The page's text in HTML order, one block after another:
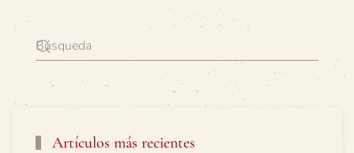
Artículos más recientes